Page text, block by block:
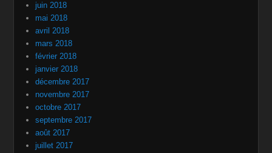
juin 2018
mai 2018
avril 2018
mars 2018
février 2018
janvier 2018
décembre 2017
novembre 2017
octobre 2017
septembre 2017
août 2017
juillet 2017